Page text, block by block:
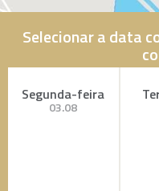
Selecionar a data
Segunda-feira
03.08